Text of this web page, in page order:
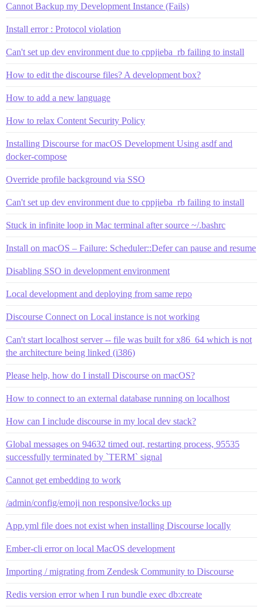
Cannot Backup my Development Instance (Fails)
Install error : Protocol violation
Can't set up dev environment due to cppjieba_rb failing to install
How to edit the discourse files? A development box?
How to add a new language
How to relax Content Security Policy
Installing Discourse for macOS Development Using asdf and
docker-compose
Override profile background via SSO
Can't set up dev environment due to cppjieba_rb failing to install
Stuck in infinite loop in Mac terminal after source ~/.bashrc
Install on macOS – Failure: Scheduler::Defer can pause and resume
Disabling SSO in development environment
Local development and deploying from same repo
Discourse Connect on Local instance is not working
Can't start localhost server -- file was built for x86_64 which is not
the architecture being linked (i386)
Please help, how do I install Discourse on macOS?
How to connect to an external database running on localhost
How can I include discourse in my local dev stack?
Global messages on 94632 timed out, restarting process, 95535
successfully terminated by `TERM` signal
Cannot get embedding to work
/admin/config/emoji non responsive/locks up
App.yml file does not exist when installing Discourse locally
Ember-cli error on local MacOS development
Importing / migrating from Zendesk Community to Discourse
Redis version error when I run bundle exec db:create